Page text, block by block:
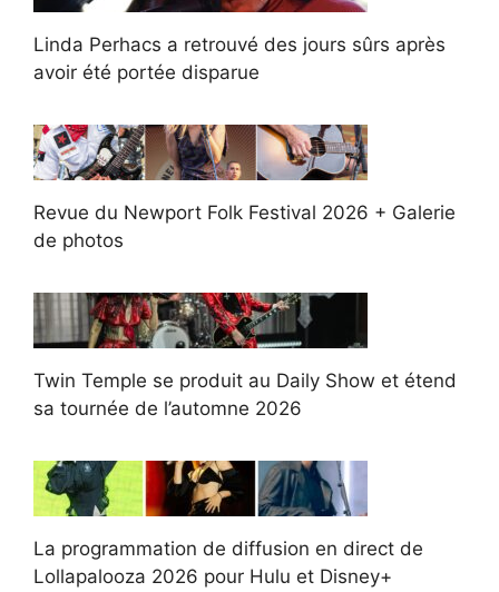
Linda Perhacs a retrouvé des jours sûrs après
avoir été portée disparue
Revue du Newport Folk Festival 2026 + Galerie
de photos
Twin Temple se produit au Daily Show et étend
sa tournée de l’automne 2026
La programmation de diffusion en direct de
Lollapalooza 2026 pour Hulu et Disney+